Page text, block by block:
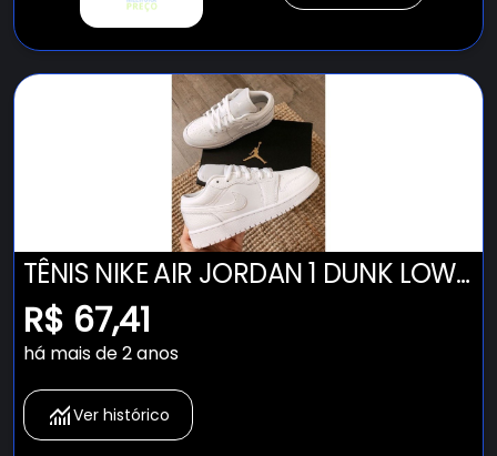
TÊNIS NIKE AIR JORDAN 1 DUNK LOW
CANO BAIXO TODO BRANCO
FEMININO E MASCULINO CONFIRA !
R$ 67,41
há mais de 2 anos
Ver histórico